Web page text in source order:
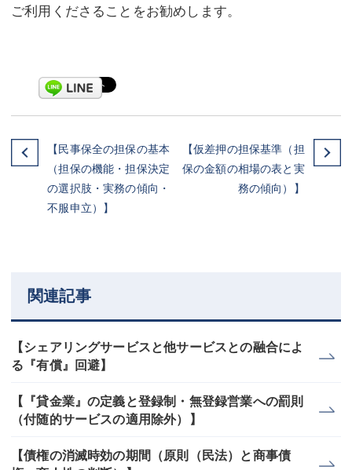
ご利用くださることをお勧めします。
【民事保全の担保の基本
（担保の機能・担保決定
の選択肢・実務の傾向・
不服申立）】
【仮差押の担保基準（担
保の金額の相場の表と実
務の傾向）】
関連記事
【シェアリングサービスと他サービスとの融合によ
る『有償』回避】
【『貸金業』の定義と登録制・無登録営業への罰則
（付随的サービスの適用除外）】
【債権の消滅時効の期間（原則（民法）と商事債